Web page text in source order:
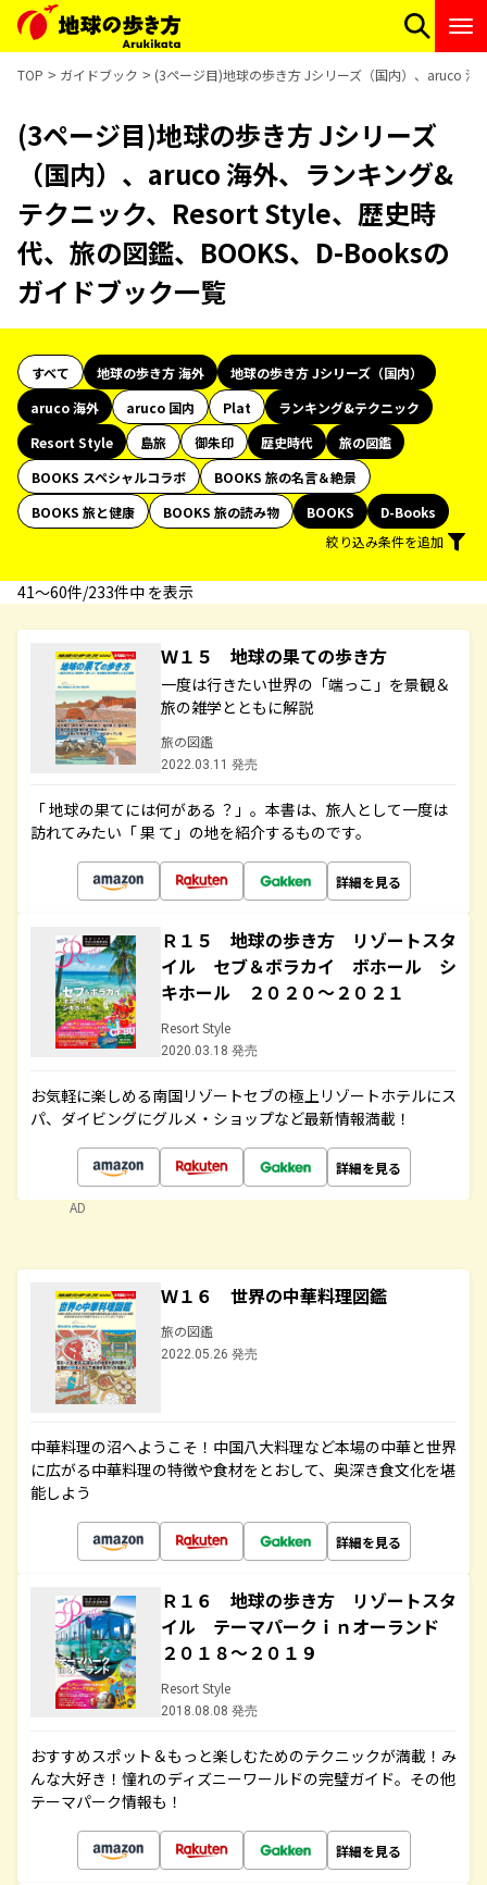
TOP ガイドブック (3ページ目)地球の歩き方 Jシリーズ（国内）、aruco
(3ページ目)地球の歩き方 Jシリーズ
（国内）、aruco 海外、ランキング&
テクニック、Resort Style、歴史時
代、旅の図鑑、BOOKS、D-Booksの
ガイドブック一覧
すべて 地球の歩き方 海外
地球の歩き方 Jシリーズ（国内）
aruco 海外
aruco 国内 Plat
ランキング&テクニック
Resort Style
島旅 御朱印 歴史時代
旅の図鑑
BOOKS スペシャルコラボ
BOOKS 旅の名言＆絶景
BOOKS 旅と健康
BOOKS 旅の読み物 BOOKS
D-Books
絞り込み条件を追加
41〜60件/233件中 を表示
Ｗ１５ 地球の果ての歩き方
一度は行きたい世界の「端っこ」を景観＆
旅の雑学とともに解説
旅の図鑑
2022.03.11 発売
「 地球の果てには何がある ？」。本書は、旅人として一度は
訪れてみたい「 果 て」の地を紹介するものです。
詳細を見る
Ｒ１５ 地球の歩き方 リゾートスタ
イル セブ＆ボラカイ ボホール シ
キホール ２０２０～２０２１
Resort Style
2020.03.18 発売
お気軽に楽しめる南国リゾートセブの極上リゾートホテルにス
パ、ダイビングにグルメ・ショップなど最新情報満載！
詳細を見る
AD
Ｗ１６ 世界の中華料理図鑑
旅の図鑑
2022.05.26 発売
中華料理の沼へようこそ！中国八大料理など本場の中華と世界
に広がる中華料理の特徴や食材をとおして、奥深き食文化を堪
能しよう
詳細を見る
Ｒ１６ 地球の歩き方 リゾートスタ
イル テーマパークｉｎオーランド
２０１８～２０１９
Resort Style
2018.08.08 発売
おすすめスポット＆もっと楽しむためのテクニックが満載！み
んな大好き！憧れのディズニーワールドの完璧ガイド。その他
テーマパーク情報も！
詳細を見る